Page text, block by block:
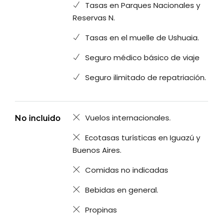
Tasas en Parques Nacionales y
Reservas N.
Tasas en el muelle de Ushuaia.
Seguro médico básico de viaje
Seguro ilimitado de repatriación.
No incluido
Vuelos internacionales.
Ecotasas turísticas en Iguazú y
Buenos Aires.
Comidas no indicadas
Bebidas en general.
Propinas